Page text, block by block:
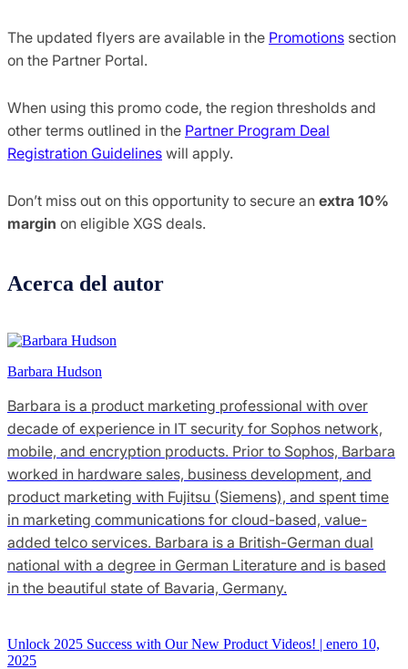
The updated flyers are available in the Promotions section
on the Partner Portal.
When using this promo code, the region thresholds and
other terms outlined in the Partner Program Deal
Registration Guidelines will apply.
Don’t miss out on this opportunity to secure an extra 10%
margin on eligible XGS deals.
Acerca del autor
Barbara Hudson
Barbara is a product marketing professional with over
decade of experience in IT security for Sophos network,
mobile, and encryption products. Prior to Sophos, Barbara
worked in hardware sales, business development, and
product marketing with Fujitsu (Siemens), and spent time
in marketing communications for cloud-based, value-
added telco services. Barbara is a British-German dual
national with a degree in German Literature and is based
in the beautiful state of Bavaria, Germany.
Unlock 2025 Success with Our New Product Videos! | enero 10,
2025